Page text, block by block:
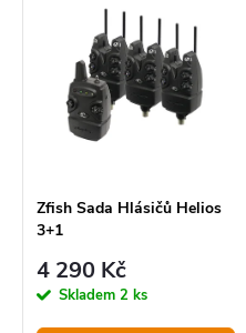
hlásičů Prime od české
značky Zfish. U hlásičů...
Zfish Sada Hlásičů Helios
3+1
4 290 Kč
Skladem 2 ks